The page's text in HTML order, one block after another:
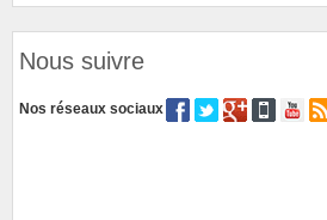
Nous suivre
Nos réseaux sociaux